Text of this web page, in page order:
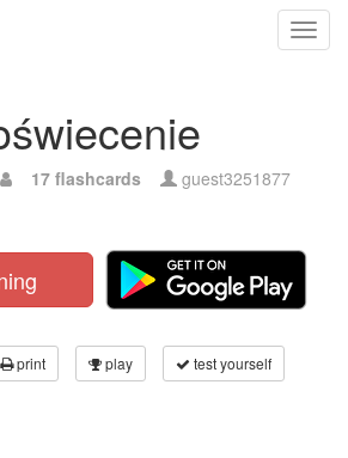
17 flashcards guest3251877
print play test yourself